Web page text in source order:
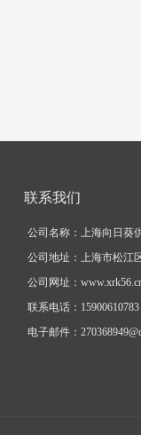
联系我们
公司名称：上海向日葵
公司地址：上海市松江
公司网址：
联系电话：15900610783
电子邮件：